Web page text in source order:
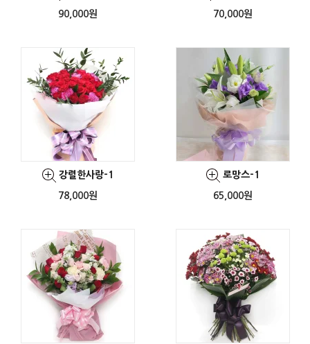
90,000원 70,000원
강렬한사랑-1
78,000원
로망스-1
65,000원